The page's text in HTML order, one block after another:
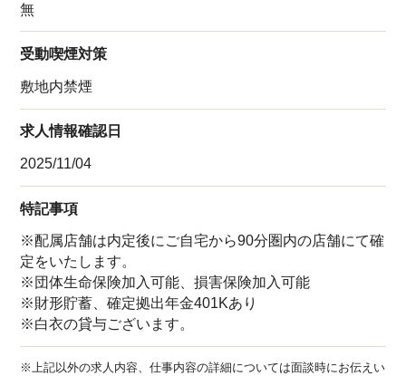
無
受動喫煙対策
敷地内禁煙
求人情報確認日
2025/11/04
特記事項
※配属店舗は内定後にご自宅から90分圏内の店舗にて確
定をいたします。
※団体生命保険加入可能、損害保険加入可能
※財形貯蓄、確定拠出年金401Kあり
※白衣の貸与ございます。
※上記以外の求人内容、仕事内容の詳細については面談時にお伝えい